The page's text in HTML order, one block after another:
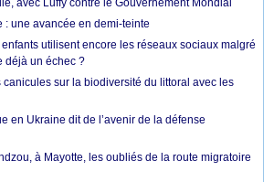
avec Luffy contre le Gouvernement Mondial
: une avancée en demi-teinte
utilisent encore les réseaux sociaux malgré
déjà un échec ?
canicules sur la biodiversité du littoral avec les
en Ukraine dit de l’avenir de la défense
à Mayotte, les oubliés de la route migratoire